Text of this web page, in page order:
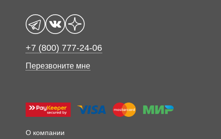
+7 (800) 777-24-06
Перезвоните мне
О компании